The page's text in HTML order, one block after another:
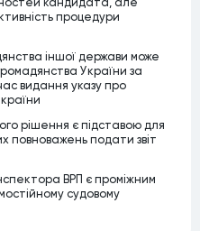
процедури
іншої держави може
України за
видання указу про
рішення є підставою для
повноважень подати звіт
ВРП є проміжним
судовому